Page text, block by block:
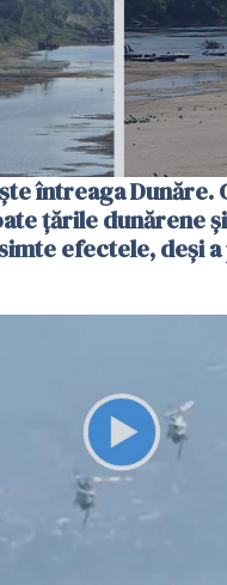
întreaga Dunăre.
țările dunărene
efectele, deși